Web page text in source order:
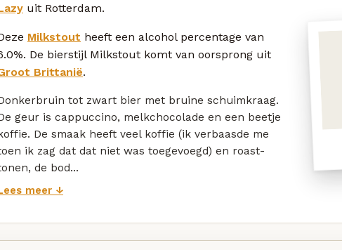
uit Rotterdam.
Milkstout heeft een alcohol percentage van
De bierstijl Milkstout komt van oorsprong uit
Brittanië.
tot zwart bier met bruine schuimkraag.
geur is cappuccino, melkchocolade en een beetje
De smaak heeft veel koffie (ik verbaasde me
ik zag dat dat niet was toegevoegd) en roast-
de bod...
meer ↓